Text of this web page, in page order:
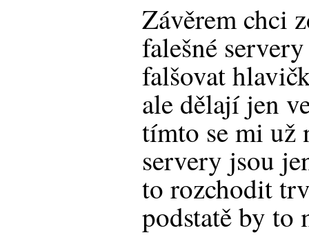
Závěrem chci
falešné
falšovat
ale dělají jen
tímto se mi už
servery jsou
to rozchodit
podstatě by to